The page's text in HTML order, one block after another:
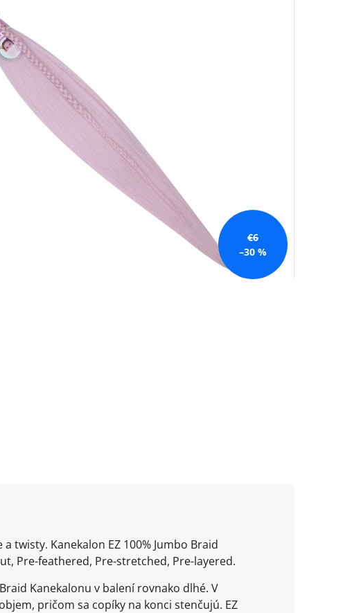
€6
–30 %
twisty. Kanekalon EZ 100% Jumbo Braid
Pre-feathered, Pre-stretched, Pre-layered.
Kanekalonu v balení rovnako dlhé. V
pričom sa copíky na konci stenčujú. EZ